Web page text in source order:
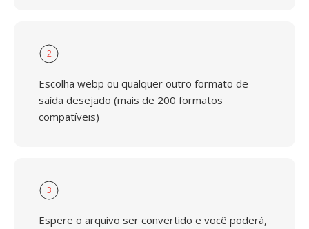
2
Escolha webp ou qualquer outro formato de
saída desejado (mais de 200 formatos
compatíveis)
3
Espere o arquivo ser convertido e você poderá,